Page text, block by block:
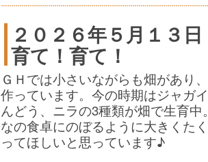
２０２６年５月１３日
育て！育て！
ＧＨでは小さいながらも畑があり
作っています。今の時期はジャガ
んどう、ニラの3種類が畑で生育中
なの食卓にのぼるように大きくた
ってほしいと思っています♪